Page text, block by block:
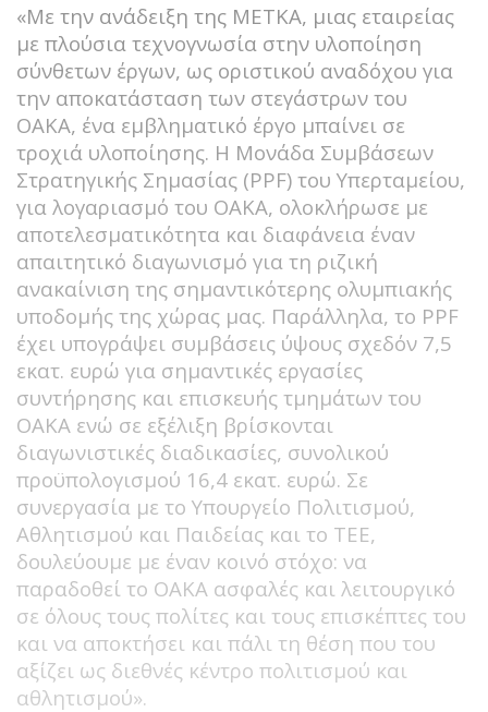
«Με την ανάδειξη της ΜΕΤΚΑ, μιας εταιρείας
με πλούσια τεχνογνωσία στην υλοποίηση
σύνθετων έργων, ως οριστικού αναδόχου για
την αποκατάσταση των στεγάστρων του
ΟΑΚΑ, ένα εμβληματικό έργο μπαίνει σε
τροχιά υλοποίησης. Η Μονάδα Συμβάσεων
Στρατηγικής Σημασίας (PPF) του Υπερταμείου,
για λογαριασμό του ΟΑΚΑ, ολοκλήρωσε με
αποτελεσματικότητα και διαφάνεια έναν
απαιτητικό διαγωνισμό για τη ριζική
ανακαίνιση της σημαντικότερης ολυμπιακής
υποδομής της χώρας μας. Παράλληλα, το PPF
έχει υπογράψει συμβάσεις ύψους σχεδόν 7,5
εκατ. ευρώ για σημαντικές εργασίες
συντήρησης και επισκευής τμημάτων του
ΟΑΚΑ ενώ σε εξέλιξη βρίσκονται
διαγωνιστικές διαδικασίες, συνολικού
προϋπολογισμού 16,4 εκατ. ευρώ. Σε
συνεργασία με το Υπουργείο Πολιτισμού,
Αθλητισμού και Παιδείας και το ΤΕΕ,
δουλεύουμε με έναν κοινό στόχο: να
παραδοθεί το ΟΑΚΑ ασφαλές και λειτουργικό
σε όλους τους πολίτες και τους επισκέπτες του
και να αποκτήσει και πάλι τη θέση που του
αξίζει ως διεθνές κέντρο πολιτισμού και
αθλητισμού».